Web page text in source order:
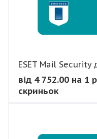
ESET Mail Security
від 4 752.00 на 1
скриньок